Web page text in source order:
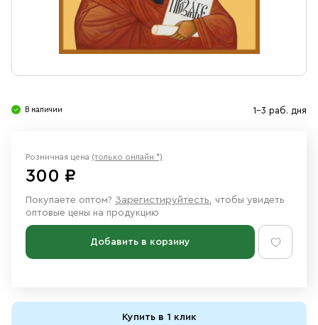
Ювелирные изделия
В наличии 1-3 раб. дня
Розничная цена (только онлайн *)
300 ₽
Покупаете оптом? Зарегистируйтесть, чтобы увидеть
оптовые цены на продукцию
Добавить в корзину
Купить в 1 клик